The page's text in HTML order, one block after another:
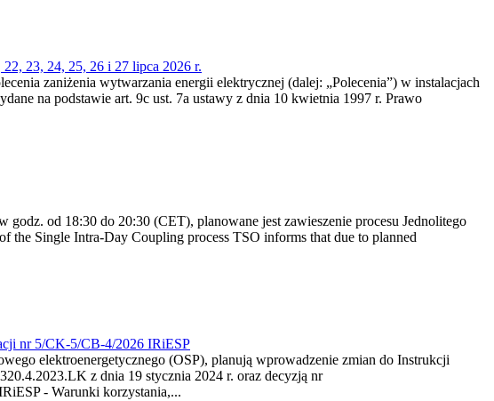
23, 24, 25, 26 i 27 lipca 2026 r.
zaniżenia wytwarzania energii elektrycznej (dalej: „Polecenia”) w instalacjach
na podstawie art. 9c ust. 7a ustawy z dnia 10 kwietnia 1997 r. Prawo
od 18:30 do 20:30 (CET), planowane jest zawieszenie procesu Jednolitego
the Single Intra-Day Coupling process TSO informs that due to planned
nr 5/CK-5/CB-4/2026 IRiESP
elektroenergetycznego (OSP), planują wprowadzenie zmian do Instrukcji
z dnia 19 stycznia 2024 r. oraz decyzją nr
- Warunki korzystania,...